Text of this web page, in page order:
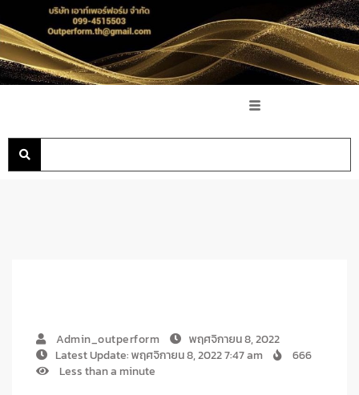
Admin_outperform
พฤศจิกายน 8, 2022
Latest Update: พฤศจิกายน 8, 2022 7:47 am
666
Less than a minute